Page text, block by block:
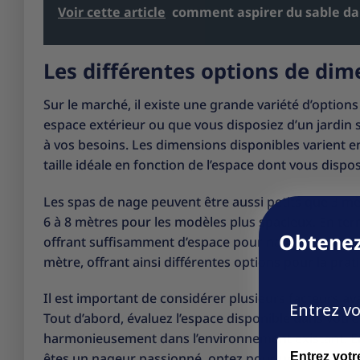
Voir cette article comment aspirer du sable
Les différentes options de
Sur le marché, il existe une grande variété
espace extérieur ou que vous disposiez d’un
à vos besoins. Les dimensions disponibles varient
taille idéale en fonction de l’espace dont vous
Les spas de nage peuvent être aussi petits que 3
6 à 8 mètres pour les modèles plus spacieux. En
offrant suffisamment d’espace pour nager
mètre, offrant ainsi différentes options pour la
Il est important de considérer plusieurs facteurs
Tout d’abord, évaluez l’espace disponible dans
harmonieusement dans l’environnement existant.
Entrez
Name